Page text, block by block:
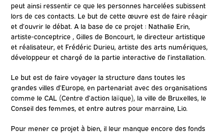
peut ainsi ressentir ce que les personnes harcelées subissent
lors de ces contacts. Le but de cette œuvre est de faire réagir
et d’ouvrir le débat. A la base de ce projet : Nathalie Erin,
artiste-conceptrice , Gilles de Boncourt, le directeur artistique
et réalisateur, et Frédéric Durieu, artiste des arts numériques,
développeur et chargé de la partie interactive de l’installation.
Le but est de faire voyager la structure dans toutes les
grandes villes d’Europe, en partenariat avec des organisations
comme le CAL (Centre d’action laïque), la ville de Bruxelles, le
Conseil des femmes, et entre autres pour marraine, Lio.
Pour mener ce projet à bien, il leur manque encore des fonds